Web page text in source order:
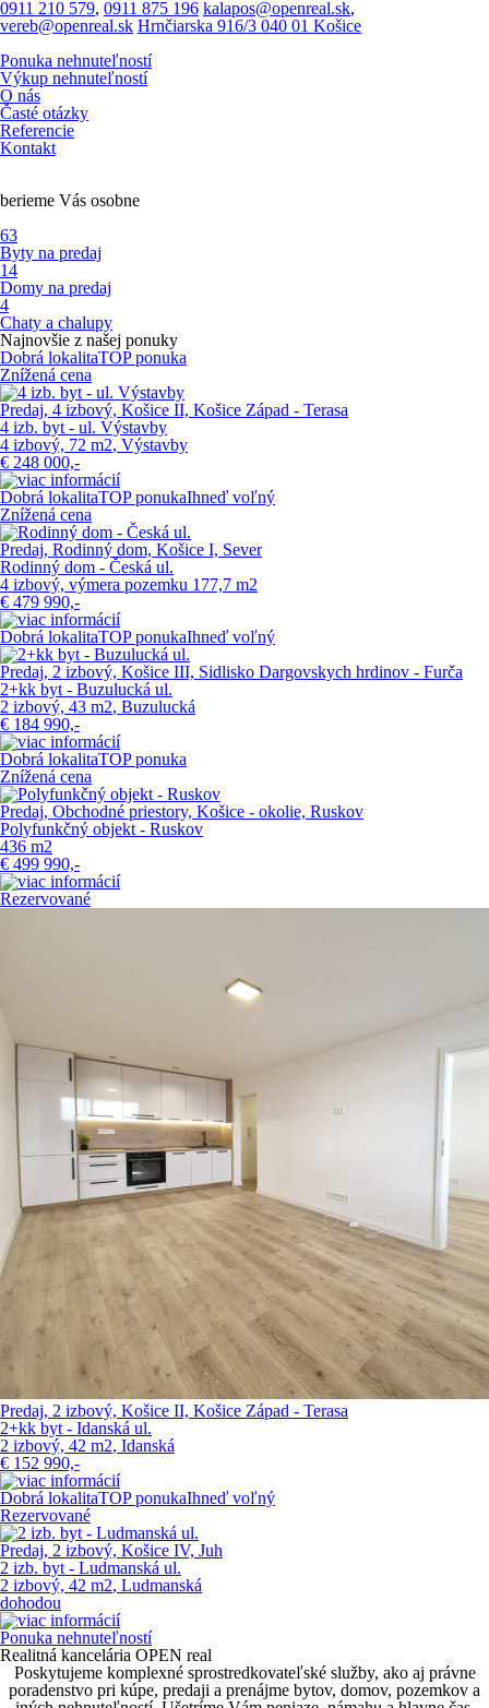
0911 210 579, 0911 875 196 kalapos@openreal.sk,
vereb@openreal.sk Hrnčiarska 916/3 040 01 Košice
Ponuka nehnuteľností
Výkup nehnuteľností
O nás
Časté otázky
Referencie
Kontakt
berieme Vás osobne
63
Byty na predaj
14
Domy na predaj
4
Chaty a chalupy
Najnovšie z našej ponuky
Dobrá lokalitaTOP ponuka
Znížená cena
Predaj, 4 izbový, Košice II, Košice Západ - Terasa
4 izb. byt - ul. Výstavby
4 izbový, 72 m2, Výstavby
€ 248 000,-
Dobrá lokalitaTOP ponukaIhneď voľný
Znížená cena
Predaj, Rodinný dom, Košice I, Sever
Rodinný dom - Česká ul.
4 izbový, výmera pozemku 177,7 m2
€ 479 990,-
Dobrá lokalitaTOP ponukaIhneď voľný
Predaj, 2 izbový, Košice III, Sidlisko Dargovskych hrdinov - Furča
2+kk byt - Buzulucká ul.
2 izbový, 43 m2, Buzulucká
€ 184 990,-
Dobrá lokalitaTOP ponuka
Znížená cena
Predaj, Obchodné priestory, Košice - okolie, Ruskov
Polyfunkčný objekt - Ruskov
436 m2
€ 499 990,-
Rezervované
Predaj, 2 izbový, Košice II, Košice Západ - Terasa
2+kk byt - Idanská ul.
2 izbový, 42 m2, Idanská
€ 152 990,-
Dobrá lokalitaTOP ponukaIhneď voľný
Rezervované
Predaj, 2 izbový, Košice IV, Juh
2 izb. byt - Ludmanská ul.
2 izbový, 42 m2, Ludmanská
dohodou
Ponuka nehnuteľností
Realitná kancelária OPEN real
Poskytujeme komplexné sprostredkovateľské služby, ako aj právne
poradenstvo pri kúpe, predaji a prenájme bytov, domov, pozemkov a